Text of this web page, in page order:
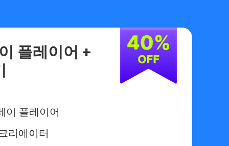
플레이어 +
이 플레이어
리에이터